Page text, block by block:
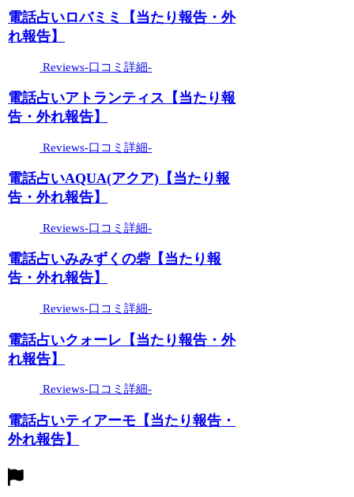
電話占いロバミミ【当たり報告・外
れ報告】
Reviews-口コミ詳細-
電話占いアトランティス【当たり報
告・外れ報告】
Reviews-口コミ詳細-
電話占いAQUA(アクア)【当たり報
告・外れ報告】
Reviews-口コミ詳細-
電話占いみみずくの砦【当たり報
告・外れ報告】
Reviews-口コミ詳細-
電話占いクォーレ【当たり報告・外
れ報告】
Reviews-口コミ詳細-
電話占いティアーモ【当たり報告・
外れ報告】